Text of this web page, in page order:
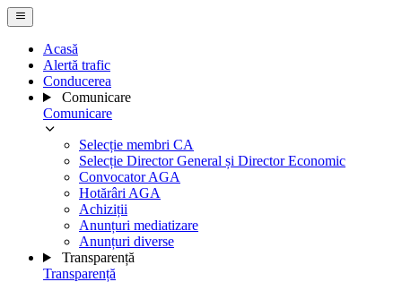
Acasă
Alertă trafic
Conducerea
Comunicare
Comunicare
Selecție membri CA
Selecție Director General și Director Economic
Convocator AGA
Hotărâri AGA
Achiziții
Anunțuri mediatizare
Anunțuri diverse
Transparență
Transparență